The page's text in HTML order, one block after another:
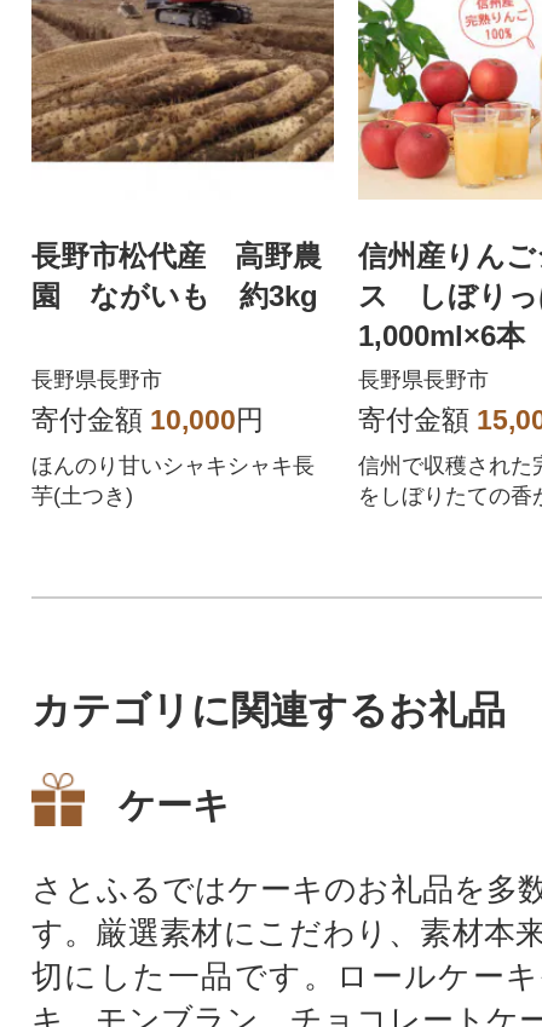
長野市松代産 高野農
園 ながいも 約3kg
長野県長野市
寄付金額 10,000円
ほんのり甘いシャキシャキ長
芋(土つき)
信州産りん
ス しぼりっ
1,000ml×6本
長野県長野市
寄付金額
信州で収穫された
をしぼりたての香
カテゴリに関連するお礼品
ケーキ
さとふるではケーキのお礼品を多
す。厳選素材にこだわり、素材本
切にした一品です。ロールケー
キ、モンブラン、チョコレートケ